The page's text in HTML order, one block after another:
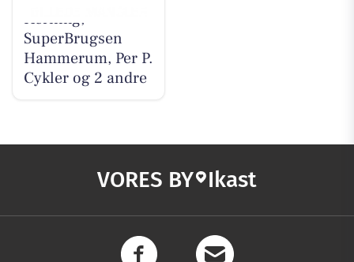
Herning,
SuperBrugsen
Hammerum, Per P.
Cykler og 2 andre
VORES BY Ikast